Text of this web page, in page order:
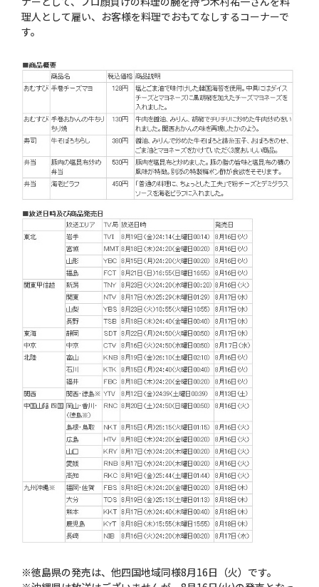
理人として雇い、お客様を料理でおもてなしするコーナーで
す。
※徳島県の発売は、他四国地域同様8月16日（火）です。